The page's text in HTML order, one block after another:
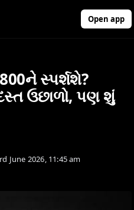
Open app
સ્પર્શશે?
ઉછાળો, પણ શું
June 2026, 11:45 am